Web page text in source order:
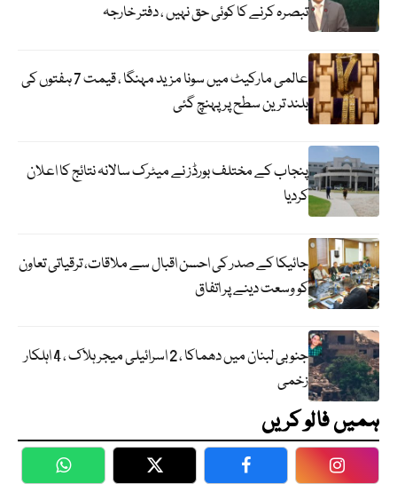
تبصرہ کرنے کا کوئی حق نہیں ، دفتر خارجہ
عالمی مارکیٹ میں سونا مزید مہنگا ، قیمت 7 ہفتوں کی
بلند ترین سطح پر پہنچ گئی
پنجاب کے مختلف بورڈز نے میٹرک سالانہ نتائج کا اعلان
کردیا
جائیکا کے صدر کی احسن اقبال سے ملاقات، ترقیاتی تعاون
کو وسعت دینے پر اتفاق
جنوبی لبنان میں دھماکا ، 2 اسرائیلی میجر ہلاک ، 4 اہلکار
زخمی
ہمیں فالو کریں
WhatsApp Twitter Facebook